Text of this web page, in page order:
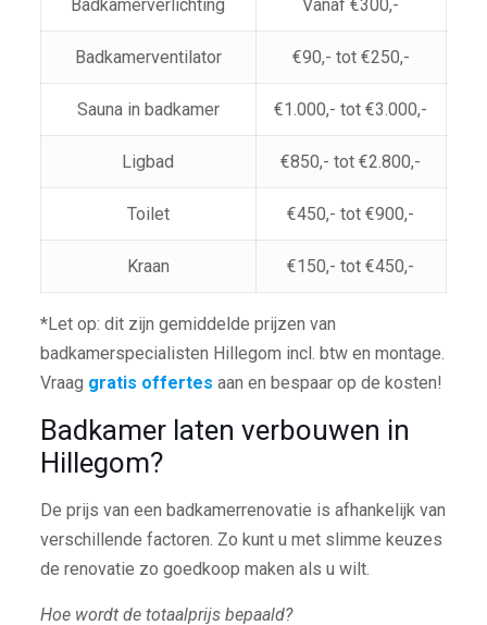
Badkamerverlichting Vanaf €300,-
Badkamerventilator €90,- tot €250,-
Sauna in badkamer €1.000,- tot €3.000,-
Ligbad €850,- tot €2.800,-
Toilet €450,- tot €900,-
Kraan €150,- tot €450,-
*Let op: dit zijn gemiddelde prijzen van
badkamerspecialisten Hillegom incl. btw en montage.
Vraag gratis offertes aan en bespaar op de kosten!
Badkamer laten verbouwen in
Hillegom?
De prijs van een badkamerrenovatie is afhankelijk van
verschillende factoren. Zo kunt u met slimme keuzes
de renovatie zo goedkoop maken als u wilt.
Hoe wordt de totaalprijs bepaald?